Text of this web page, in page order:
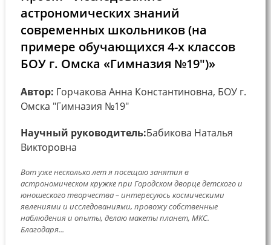
астрономических знаний
современных школьников (на
примере обучающихся 4-х классов
БОУ г. Омска «Гимназия №19″)»
Автор: Горчакова Анна Константиновна, БОУ г.
Омска "Гимназия №19"
Научный руководитель:Бабикова Наталья
Викторовна
Вот уже несколько лет я посещаю занятия в
астрономическом кружке при Городском дворце детского и
юношеского творчества – интересуюсь космическими
явлениями и исследованиями, провожу собственные
наблюдения и опыты, делаю макеты планет, МКС.
Благодаря...